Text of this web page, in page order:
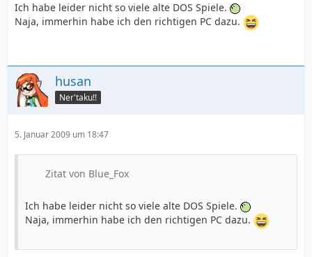
Ich habe leider nicht so viele alte DOS Spiele.
Naja, immerhin habe ich den richtigen PC dazu.
husan
Ner'taku!!
5. Januar 2009 um 18:47
Zitat von Blue_Fox
Ich habe leider nicht so viele alte DOS Spiele.
Naja, immerhin habe ich den richtigen PC dazu.